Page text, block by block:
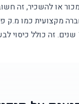
או להשכיר, זה
מקצועית כמו מ.ק